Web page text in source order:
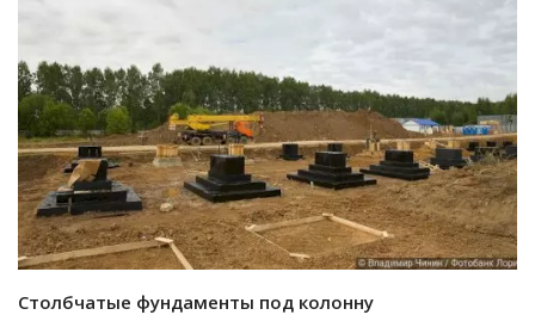
Столбчатые фундаменты под колонну